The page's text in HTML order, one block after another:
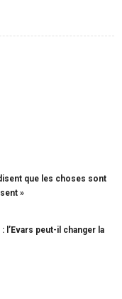
que les choses sont
»
peut-il changer la